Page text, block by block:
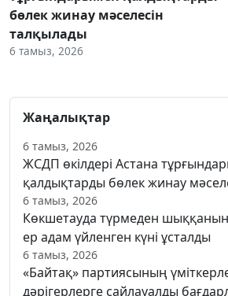
бөлек жинау мәселесін
талқылады
6 тамыз, 2026
Жаңалықтар
6 тамыз, 2026
ЖСДП өкілдері Астана
қалдықтарды бөлек жинау
6 тамыз, 2026
Көкшетауда түрмеден
ер адам үйленген күні ұсталды
6 тамыз, 2026
«Байтақ» партиясының
дәрігерлерге сайлауалды